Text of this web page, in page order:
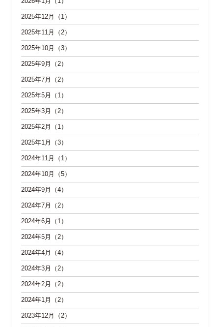
2025年12月（1）
2025年11月（2）
2025年10月（3）
2025年9月（2）
2025年7月（2）
2025年5月（1）
2025年3月（2）
2025年2月（1）
2025年1月（3）
2024年11月（1）
2024年10月（5）
2024年9月（4）
2024年7月（2）
2024年6月（1）
2024年5月（2）
2024年4月（4）
2024年3月（2）
2024年2月（2）
2024年1月（2）
2023年12月（2）